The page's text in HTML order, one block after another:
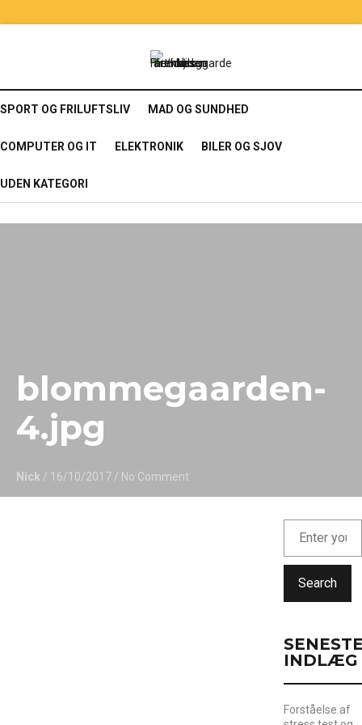
SPORT OG FRILUFTSLIV MAD OG SUNDHED
COMPUTER OG IT ELEKTRONIK BILER OG SJOV
UDEN KATEGORI
blommegaarden-
4.jpg
Nick / 16/10/2017 / No Comment
Search
INDLÆG
Forståelse af